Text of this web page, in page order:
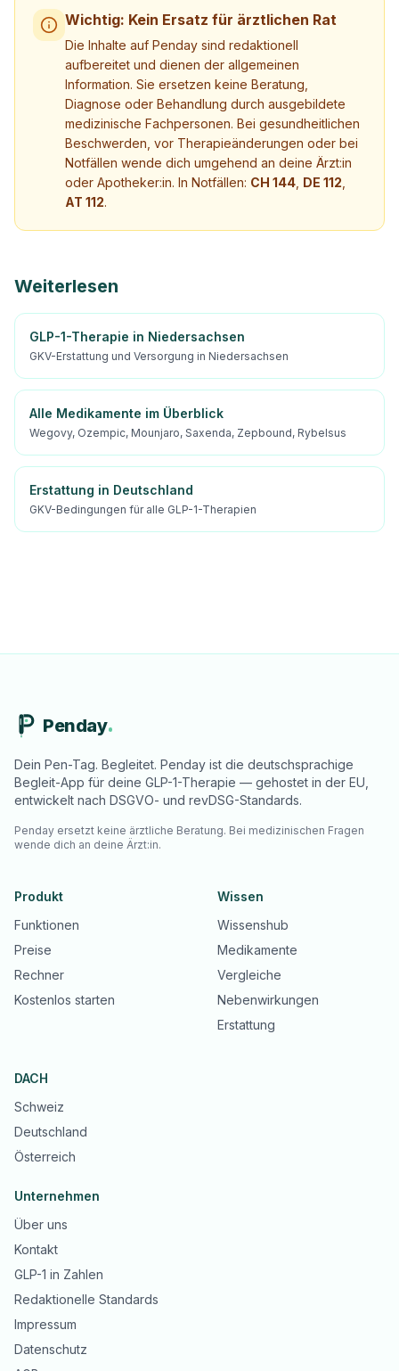
Wichtig: Kein Ersatz für ärztlichen Rat
Die Inhalte auf Penday sind redaktionell
aufbereitet und dienen der allgemeinen
Information. Sie ersetzen keine Beratung,
Diagnose oder Behandlung durch ausgebildete
medizinische Fachpersonen. Bei gesundheitlichen
Beschwerden, vor Therapieänderungen oder bei
Notfällen wende dich umgehend an deine Ärzt:in
oder Apotheker:in. In Notfällen: CH 144 DE 112
AT 112.
Weiterlesen
GLP-1-Therapie in Niedersachsen
GKV-Erstattung und Versorgung in Niedersachsen
Alle Medikamente im Überblick
Wegovy, Ozempic, Mounjaro, Saxenda, Zepbound, Rybelsus
Erstattung in Deutschland
GKV-Bedingungen für alle GLP-1-Therapien
Penday
Dein Pen-Tag. Begleitet. Penday ist die deutschsprachige
Begleit-App für deine GLP-1-Therapie — gehostet in der EU,
entwickelt nach DSGVO- und revDSG-Standards.
Penday ersetzt keine ärztliche Beratung. Bei medizinischen Fragen
wende dich an deine Ärzt:in.
Produkt
Funktionen
Preise
Rechner
Kostenlos starten
Wissen
Wissenshub
Medikamente
Vergleiche
Nebenwirkungen
Erstattung
DACH
Schweiz
Deutschland
Österreich
Unternehmen
Über uns
Kontakt
GLP-1 in Zahlen
Redaktionelle Standards
Impressum
Datenschutz